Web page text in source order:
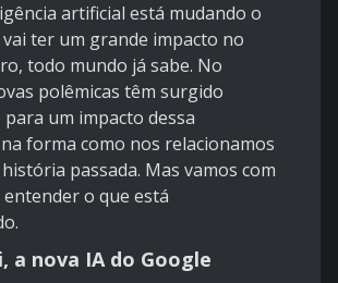
artificial está mudando o
ter um grande impacto no
todo mundo já sabe. No
polêmicas têm surgido
um impacto dessa
forma como nos relacionamos
passada. Mas vamos com
o que está
a nova IA do Google